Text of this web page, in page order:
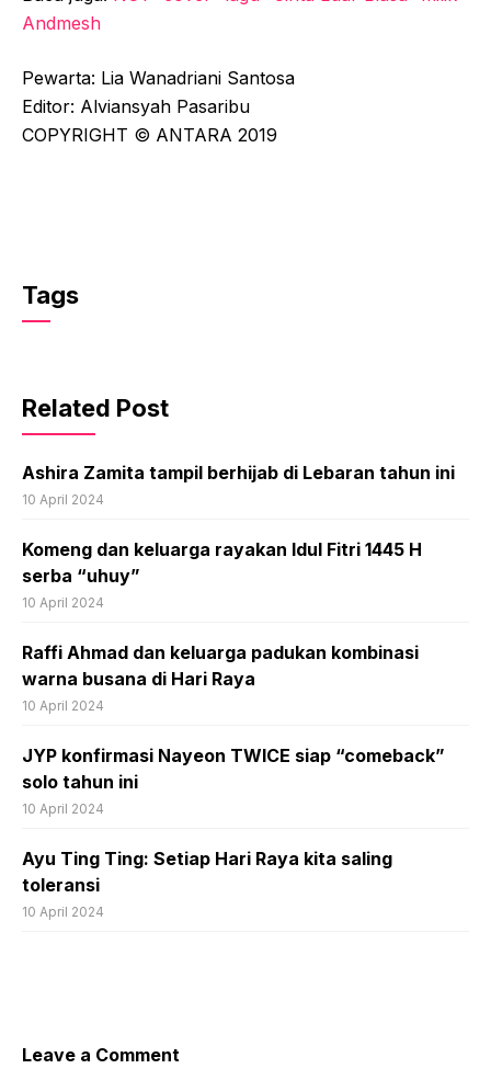
Andmesh
Pewarta: Lia Wanadriani Santosa
Editor: Alviansyah Pasaribu
COPYRIGHT © ANTARA 2019
Tags
Related Post
Ashira Zamita tampil berhijab di Lebaran tahun ini
10 April 2024
Komeng dan keluarga rayakan Idul Fitri 1445 H
serba “uhuy”
10 April 2024
Raffi Ahmad dan keluarga padukan kombinasi
warna busana di Hari Raya
10 April 2024
JYP konfirmasi Nayeon TWICE siap “comeback”
solo tahun ini
10 April 2024
Ayu Ting Ting: Setiap Hari Raya kita saling
toleransi
10 April 2024
Leave a Comment